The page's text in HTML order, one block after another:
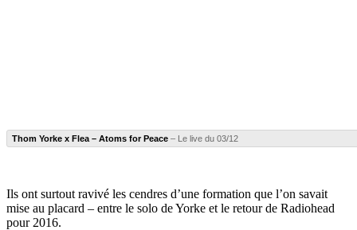
Thom Yorke x Flea – Atoms for Peace – Le live du 03/12
Ils ont surtout ravivé les cendres d’une formation que l’on savait
mise au placard – entre le solo de Yorke et le retour de Radiohead
pour 2016.